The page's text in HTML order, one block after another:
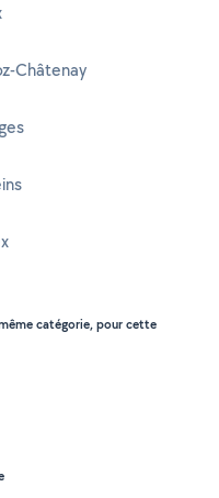
Châtenay
catégorie, pour cette